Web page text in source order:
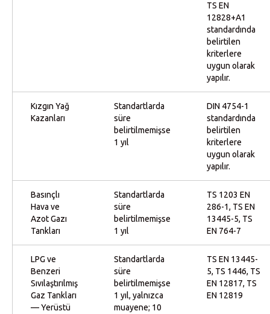
TS EN
12828+A1
standardında
belirtilen
kriterlere
uygun olarak
yapılır.
Kızgın Yağ
Kazanları
Standartlarda
süre
belirtilmemişse
1 yıl
DIN 4754-1
standardında
belirtilen
kriterlere
uygun olarak
yapılır.
Basınçlı
Hava ve
Azot Gazı
Tankları
Standartlarda
süre
belirtilmemişse
1 yıl
TS 1203 EN
286-1, TS EN
13445-5, TS
EN 764-7
LPG ve
Benzeri
Sıvılaştırılmış
Gaz Tankları
— Yerüstü
Standartlarda
süre
belirtilmemişse
1 yıl, yalnızca
muayene; 10
TS EN 13445-
5, TS 1446, TS
EN 12817, TS
EN 12819